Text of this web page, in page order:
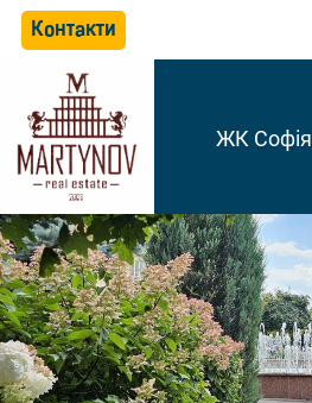
Контакти
ЖК Софія